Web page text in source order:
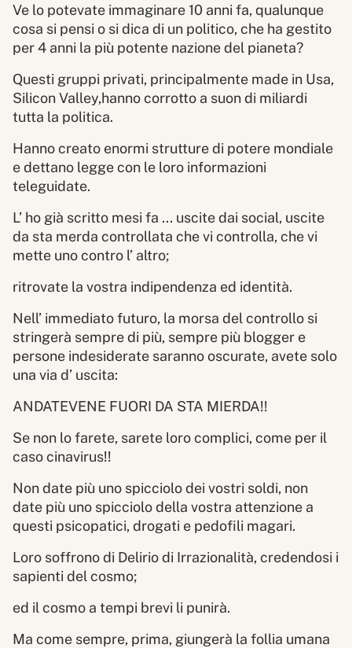
Ve lo potevate immaginare 10 anni fa, qualunque
cosa si pensi o si dica di un politico, che ha gestito
per 4 anni la più potente nazione del pianeta?
Questi gruppi privati, principalmente made in Usa,
Silicon Valley,hanno corrotto a suon di miliardi
tutta la politica.
Hanno creato enormi strutture di potere mondiale
e dettano legge con le loro informazioni
teleguidate.
L’ ho già scritto mesi fa ... uscite dai social, uscite
da sta merda controllata che vi controlla, che vi
mette uno contro l’ altro;
ritrovate la vostra indipendenza ed identità.
Nell’ immediato futuro, la morsa del controllo si
stringerà sempre di più, sempre più blogger e
persone indesiderate saranno oscurate, avete solo
una via d’ uscita:
ANDATEVENE FUORI DA STA MIERDA!!
Se non lo farete, sarete loro complici, come per il
caso cinavirus!!
Non date più uno spicciolo dei vostri soldi, non
date più uno spicciolo della vostra attenzione a
questi psicopatici, drogati e pedofili magari.
Loro soffrono di Delirio di Irrazionalità, credendosi i
sapienti del cosmo;
ed il cosmo a tempi brevi li punirà.
Ma come sempre, prima, giungerà la follia umana